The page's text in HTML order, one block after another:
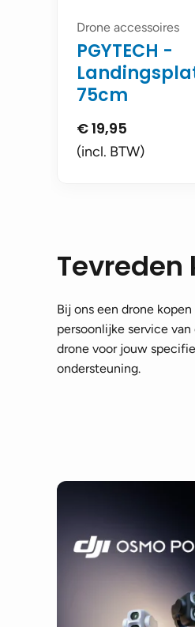
Drone accessoires
PGYTECH -
75cm
€19,95
(incl. BTW)
Tevreden
Bij ons een drone
persoonlijke service
drone voor jouw
ondersteuning.